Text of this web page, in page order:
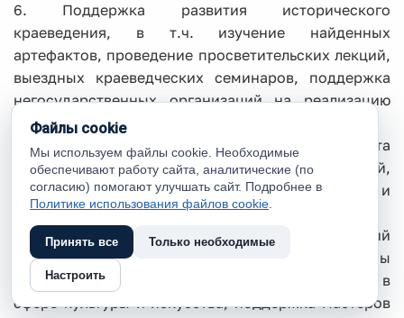
6. Поддержка развития исторического
краеведения, в т.ч. изучение найденных
артефактов, проведение просветительских лекций,
выездных краеведческих семинаров, поддержка
негосударственных организаций на реализацию
проектов краеведческой направленности.
7. Преобразование учреждений культуры в места
для встреч и общения жителей поселений,
площадки реализации личных интересов и
социального взаимодействия.
8. Развитие кадрового потенциала учреждений
культуры и искусства: развитие системы
непрерывного профессионального образования в
сфере культуры и искусства, поддержка мастеров
Файлы cookie
Мы используем файлы cookie. Необходимые
обеспечивают работу сайта, аналитические (по
согласию) помогают улучшать сайт. Подробнее в
Политике использования файлов cookie
Принять все Только необходимые
Настроить